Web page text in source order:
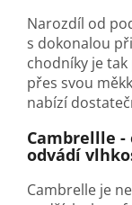
Narozdíl od
s dokonalou
chodníky je
přes svou
nabízí
Cambrellle
odvádí
Cambrelle je